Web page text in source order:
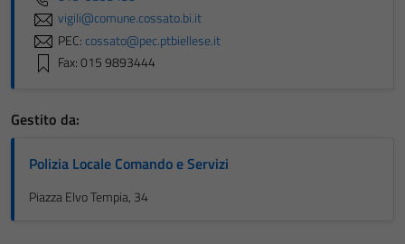
vigili@comune.cossato.bi.it
PEC:cossato@pec.ptbiellese.it
Fax: 015 9893444
Gestito da:
Polizia Locale Comando e Servizi
Piazza Elvo Tempia, 34